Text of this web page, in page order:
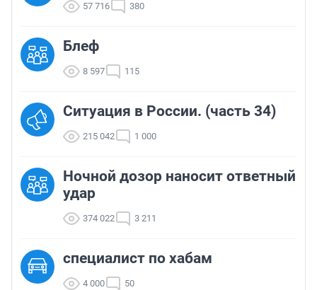
57 716 380
Блеф
8 597 115
Ситуация в России. (часть 34)
215 042 1 000
Ночной дозор наносит ответный
удар
374 022 3 211
cпециалист по хабам
4 000 50